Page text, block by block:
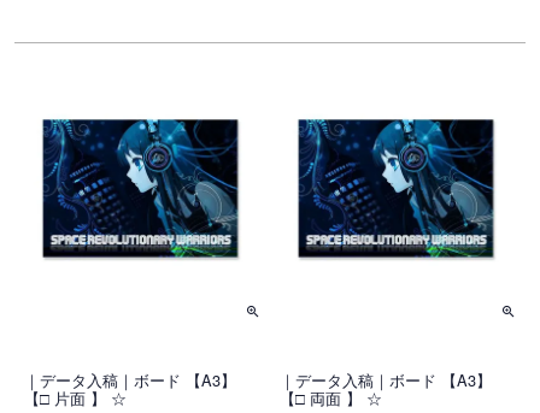
｜データ入稿｜ボード 【A3】
【□ 片面 】 ☆
｜データ入稿｜ボード 【A3】
【□ 両面 】 ☆